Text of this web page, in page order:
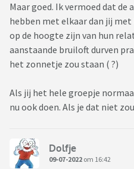
Maar goed. Ik vermoed dat de
hebben met elkaar dan jij
op de hoogte zijn van hun
aanstaande bruiloft durven
het zonnetje zou staan ( ?)
Als jij het hele groepje
nu ook doen. Als je dat niet
Dolfje
09-07-2022 om 16:42